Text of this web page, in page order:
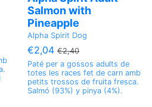
Salmon with
Pineapple
Alpha Spirit Dog
€2,04 €2,40
Paté per a gossos adults de
totes les races fet de carn amb
petits trossos de fruita fresca.
Salmó (93%) y pinya (4%).